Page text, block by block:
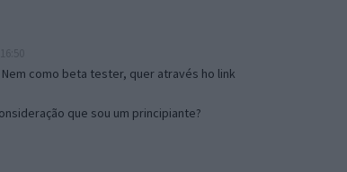
como beta tester, quer através ho link
que sou um principiante?